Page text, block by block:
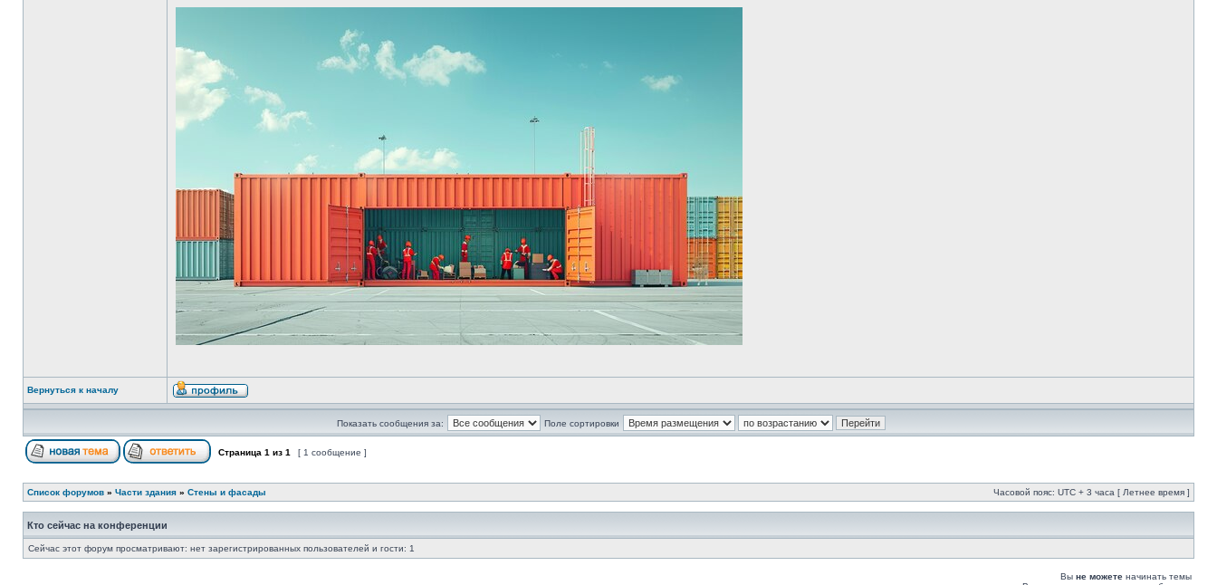
Вернуться к началу
Показать сообщения за: Поле сортировки
Страница 1 из 1 [ 1 сообщение ]
Список форумов » Части здания » Стены и фасады Часовой пояс: UTC + 3 часа [ Летнее время ]
Кто сейчас на конференции
Сейчас этот форум просматривают: нет зарегистрированных пользователей и гости: 1
Вы не можете начинать темы